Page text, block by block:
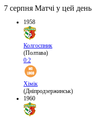
7 серпня Матчі у цей день
1958
Колгоспник
(Полтава)
0:2
Хімік
(Дніпродзержинськ)
1960